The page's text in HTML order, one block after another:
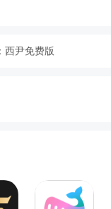
自己喜欢的书
免费阅读全站
西尹免费版